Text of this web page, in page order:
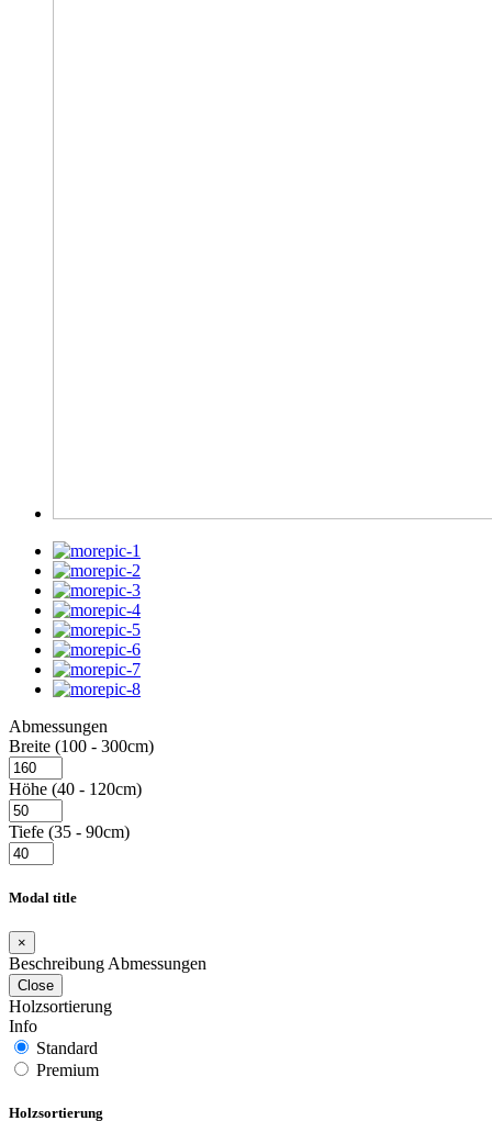
Abmessungen
Breite (100 - 300cm)
Höhe (40 - 120cm)
Tiefe (35 - 90cm)
Modal title
×
Beschreibung Abmessungen
Close
Holzsortierung
Info
Standard
Premium
Holzsortierung